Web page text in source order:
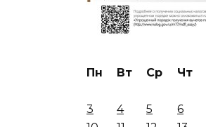
Пн Вт Ср Чт
3
4 5 6